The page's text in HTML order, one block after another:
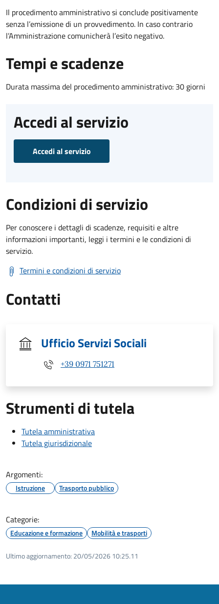
Il procedimento amministrativo si conclude positivamente
senza l’emissione di un provvedimento. In caso contrario
l’Amministrazione comunicherà l’esito negativo.
Tempi e scadenze
Durata massima del procedimento amministrativo: 30 giorni
Accedi al servizio
Accedi al servizio
Condizioni di servizio
Per conoscere i dettagli di scadenze, requisiti e altre
informazioni importanti, leggi i termini e le condizioni di
servizio.
Termini e condizioni di servizio
Contatti
Ufficio Servizi Sociali
+39 0971 751271
Strumenti di tutela
Tutela amministrativa
Tutela giurisdizionale
Argomenti:
Istruzione Trasporto pubblico
Categorie:
Educazione e formazione Mobilità e trasporti
Ultimo aggiornamento: 20/05/2026 10:25.11